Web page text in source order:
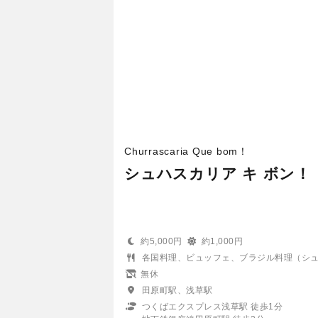
Churrascaria Que bom！
シュハスカリア キ ボン！
約5,000円
約1,000円
各国料理、ビュッフェ、ブラジル料理（シュ
無休
田原町駅、浅草駅
つくばエクスプレス浅草駅 徒歩1分